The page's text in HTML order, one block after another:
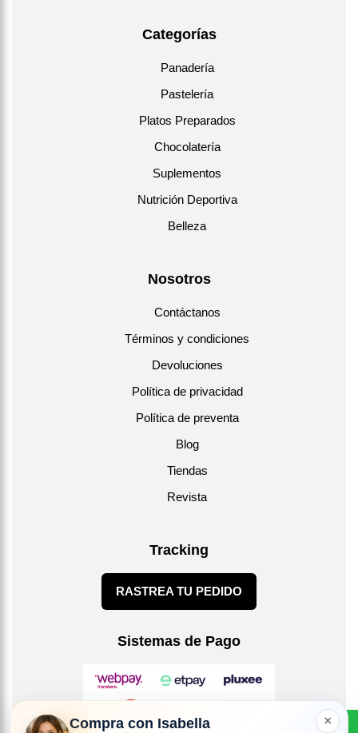
Categorías
Panadería
Pastelería
Platos Preparados
Chocolatería
Suplementos
Nutrición Deportiva
Belleza
Nosotros
Contáctanos
Términos y condiciones
Devoluciones
Política de privacidad
Política de preventa
Blog
Tiendas
Revista
Tracking
RASTREA TU PEDIDO
Sistemas de Pago